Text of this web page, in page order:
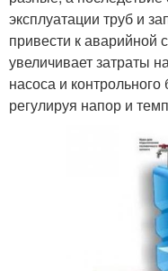
эксплуатации труб и
привести к аварийной
увеличивает затраты
насоса и контрольного
регулируя напор и